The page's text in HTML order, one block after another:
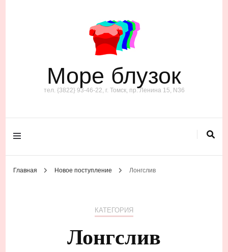
Море блузок
тел. {3822} 93-46-22, г. Томск, пр. Ленина 15, N36
Главная Новое поступление Лонгслив
КАТЕГОРИЯ
Лонгслив